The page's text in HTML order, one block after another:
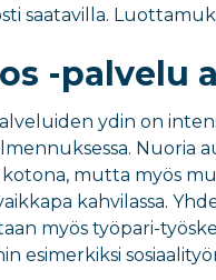
saatavilla.
-palvelu
ydin on
Nuoria
mutta myös
kahvilassa.
myös työpari-
esimerkiksi